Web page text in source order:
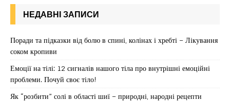
НЕДАВНІ ЗАПИСИ
Поради та підказки від болю в спині, колінах і хребті – Лікування
соком кропиви
Емоції на тілі: 12 сигналів нашого тіла про внутрішні емоційні
проблеми. Почуй своє тіло!
Як “розбити” солі в області шиї – природні, народні рецепти